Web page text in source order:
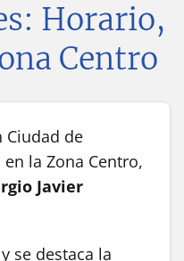
Horario,
Centro
Ciudad de
la Zona Centro,
Javier
se destaca la